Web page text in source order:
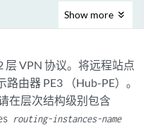
Show more
层 VPN 协议。将远程站点
由器 PE3 （Hub-PE）。
在层次结构级别包含
routing-instances-name